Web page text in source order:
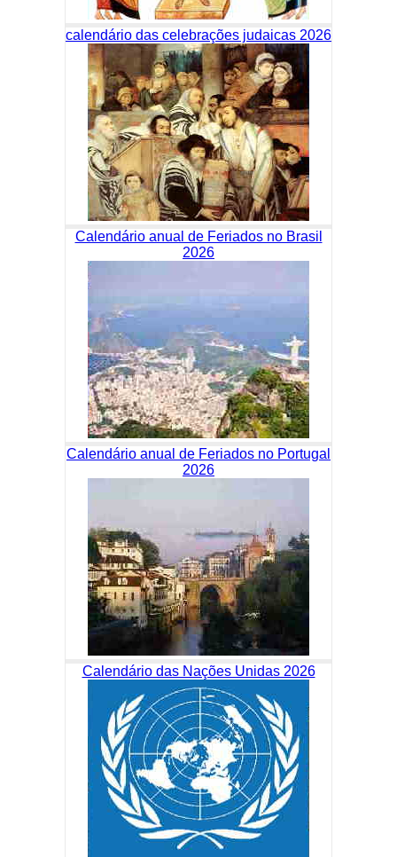
calendário das celebrações judaicas 2026
Calendário anual de Feriados no Brasil
2026
Calendário anual de Feriados no Portugal
2026
Calendário das Nações Unidas 2026